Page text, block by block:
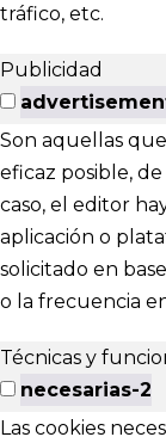
tráfico, etc.
Publicidad
Son aquellas
eficaz posible,
caso, el editor
aplicación o
solicitado en
o la frecuencia
Técnicas y
necesarias-2
Las cookies